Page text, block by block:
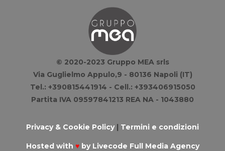
© 2020-2023 Gruppo MEA srls
Via Guglielmo Appulo,9 - 80136 Napoli (IT)
Tel.: +390815441914 - Cell.: +393406915050
Partita IVA 09597841213 REA NA - 1043880
Privacy & Cookie Policy| Termini e condizioni
Hosted with ♥by Livecode Full Media Agency